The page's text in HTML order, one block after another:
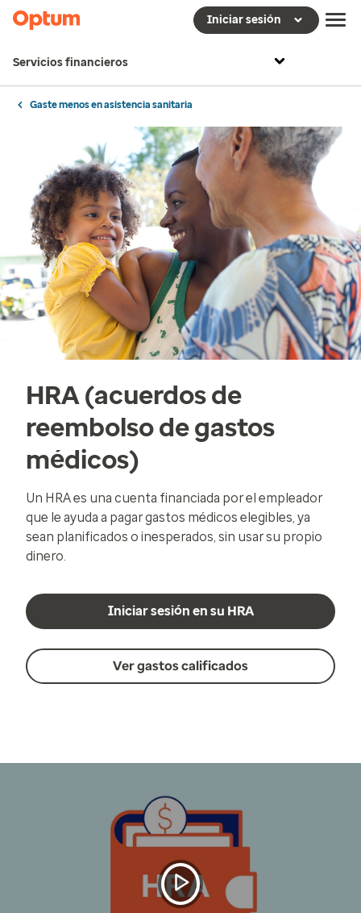
Iniciar sesión
Servicios financieros
Gaste menos en asistencia sanitaria
HRA (acuerdos de
reembolso de gastos
médicos)
Un HRA es una cuenta financiada por el empleador
que le ayuda a pagar gastos médicos elegibles, ya
sean planificados o inesperados, sin usar su propio
dinero.
Iniciar sesión en su HRA
Ver gastos calificados